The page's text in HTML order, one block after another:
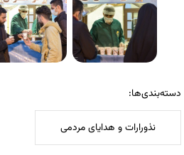
دسته‌بندی‌ها:
نذورارات و هدایای مردمی